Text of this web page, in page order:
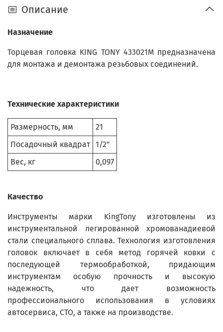
Описание
Назначение
Торцевая головка KING TONY 433021M предназначена
для монтажа и демонтажа резьбовых соединений.
Технические характеристики
Размерность, мм
21
Посадочный квадрат 1/2"
Вес, кг
0,097
Качество
Инструменты марки KingTony изготовлены из
инструментальной легированной хромованадиевой
стали специального сплава. Технология изготовления
головок включает в себя метод горячей ковки с
последующей термообработкой, придающим
инструментам особую прочность и высокую
надежность, что дает возможность
профессионального использования в условиях
автосервиса, СТО, а также на производстве.